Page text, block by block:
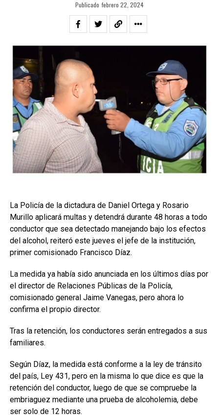
Publicado febrero 22, 2024
La Policía de la dictadura de Daniel Ortega y Rosario
Murillo aplicará multas y detendrá durante 48 horas a todo
conductor que sea detectado manejando bajo los efectos
del alcohol, reiteró este jueves el jefe de la institución,
primer comisionado Francisco Díaz.
La medida ya había sido anunciada en los últimos días por
el director de Relaciones Públicas de la Policía,
comisionado general Jaime Vanegas, pero ahora lo
confirma el propio director.
Tras la retención, los conductores serán entregados a sus
familiares.
Según Díaz, la medida está conforme a la ley de tránsito
del país, Ley 431, pero en la misma lo que dice es que la
retención del conductor, luego de que se compruebe la
embriaguez mediante una prueba de alcoholemia, debe
ser solo de 12 horas.